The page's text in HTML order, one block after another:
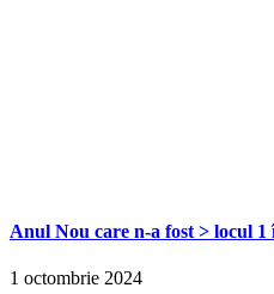
Anul Nou care n-a fost > locul 1
1 octombrie 2024